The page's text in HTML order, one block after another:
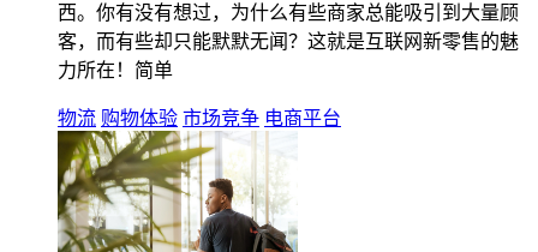
西。你有没有想过，为什么有些商家总能吸引到大量顾
客，而有些却只能默默无闻？这就是互联网新零售的魅
力所在！简单
物流 购物体验 市场竞争 电商平台